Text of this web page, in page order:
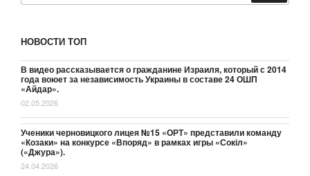
НОВОСТИ ТОП
В видео рассказывается о гражданине Израиля, который с 2014
года воюет за независимость Украины в составе 24 ОШП
«Айдар».
02.05.2026
Ученики черновицкого лицея №15 «ОРТ» представили команду
«Козаки» на конкурсе «Впоряд» в рамках игры «Сокіл»
(«Джура»).
24.04.2026